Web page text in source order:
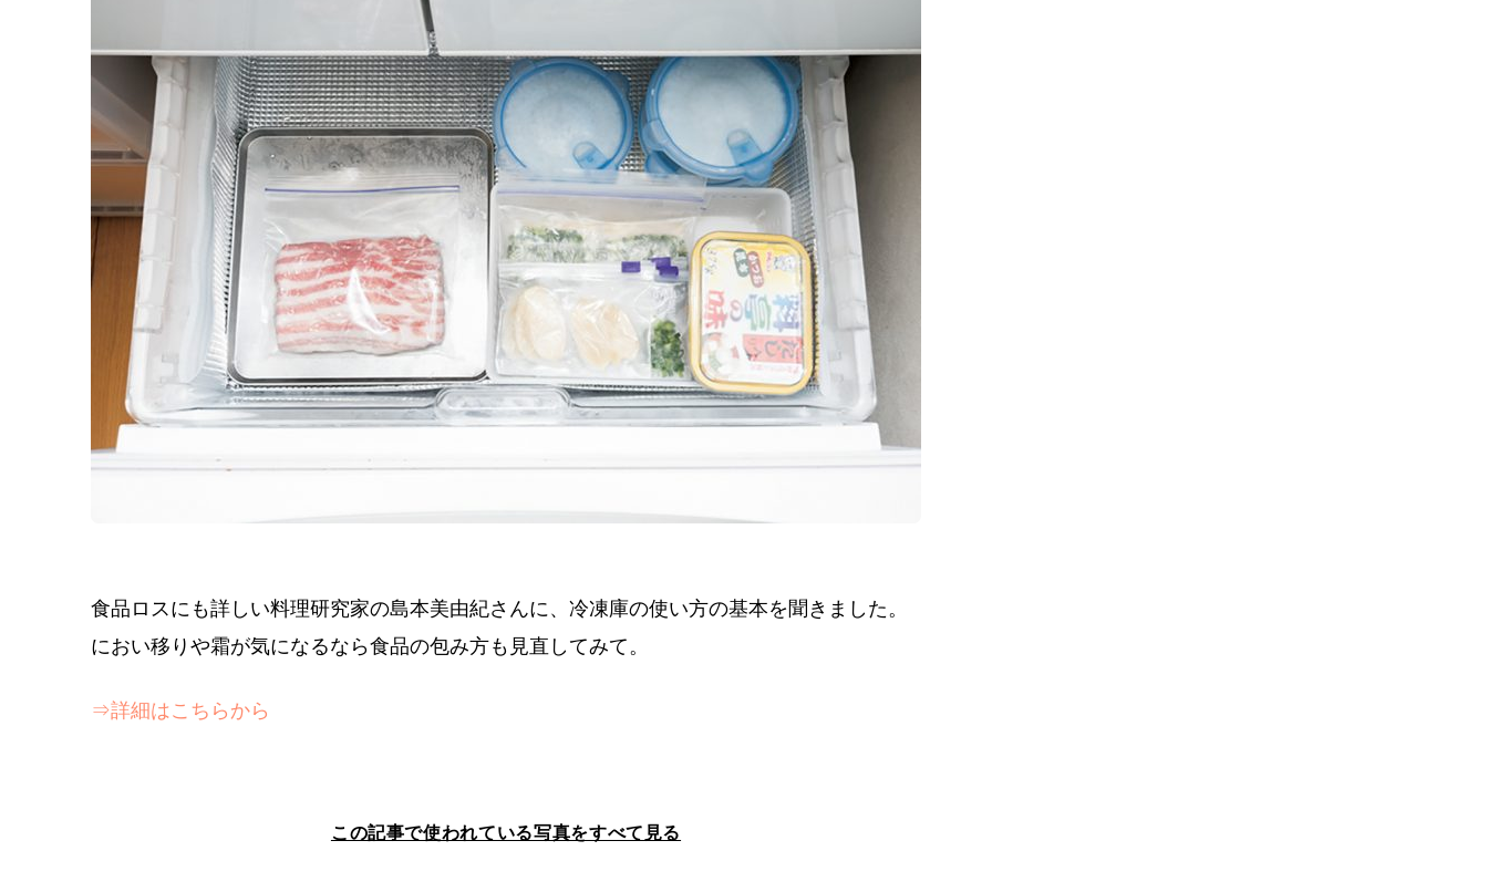
食品ロスにも詳しい料理研究家の島本美由紀さんに、冷凍庫の使い方の基本を聞きました。
におい移りや霜が気になるなら食品の包み方も見直してみて。
⇒詳細はこちらから
この記事で使われている写真をすべて見る